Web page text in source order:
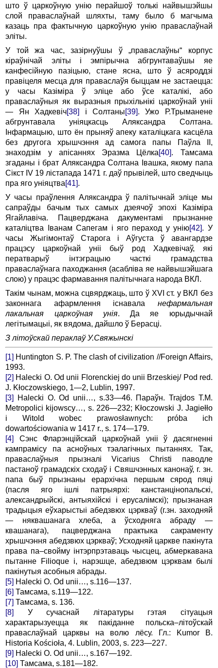
што ў царкоўную унію перайшоў толькі найвышэйшы
слой праваслаўнай шляхты, таму было б магчыма
казаць пра фактычную царкоўную унію праваслаўнай
эліты.
У той жа час, зазірнуўшы ў „праваслаўны“ корпус
кіраўнічай эліты і эмпірычна абгрунтаваўшы яе
канфесійную пазіцыю, стане ясна, што ў асяроддзі
правіцеля месца для праваслаўя быццам не застаецца:
у часы Казіміра ў эліце або ўсе каталікі, або
праваслаўныя як выразныя прыхільнікі царкоўнай уніі
— Ян Хадкевіч[38] і Солтаны[39]. Ужо Р.Трыманене
абгрунтавала уніяцкасць Аляксандра Солтана.
Інфармацыю, што ён прыняў апеку каталіцкага касцёла
без другога хрышчэння ад самога папы Паўла II,
знаходзім у апісаннях Эразма Цёлка[40]. Тамсама
згаданы і брат Аляксандра Солтана Івашка, якому папа
Сікст IV 19 лістапада 1471 г. даў прывілей, што сведчыць
пра яго уніяцтва[41].
У часы праўлення Аляксандра ў палітычнай эліце мы
сапраўды бачым тых самых дзеячоў эпохі Казіміра
Ягайлавіча. Пацверджана дакументамі прызнанне
каталіцтва Іванам Сапегам і яго пераход у унію[42]. У
часы Жыгімонтаў Старога і Аўгуста ў авангардзе
працэсу царкоўнай уніі быў род Хадкевічаў, які
ператварыў інтэграцыю часткі грамадства
праваслаўнага паходжання (асабліва яе найвышэйшага
слою) у працэс фармавання палітычнага народа ВКЛ.
Такім чынам, можна сцвярджаць, што ў XVI ст. у ВКЛ без
законнага афармлення існавала нефармальная
лакальная царкоўная унія. Да яе юрыдычнай
легітымацыі, як вядома, дайшло ў Берасці.
З літоўскай пераклаў У.Свяжынскі
[1] Huntington S. P. The clash of civilization //Foreign Affairs,
1993.
[2] Halecki O. Od unii Florenckiej do unii Brzeskiej/ Pod red.
J. Kłoczowskiego, 1—2, Lublin, 1997.
[3]
Halecki O. Od unii…, s.33—46. Параўн. Trajdos T.M.
Metropolici kijowscy…, s. 226—232; Kłoczowski J. Jagiełło
i Witold wobec prawosławnych: próba ich
dowartościowania w 1417 r., s. 174—179.
[4]
Сэнс Фларэнційскай царкоўнай уніі ў дасягненні
кампрамісу па асноўных тэалагічных пытаннях. Так,
праваслаўныя прызналі Vicarius Christi паводле
пастаноў грамадскіх сходаў і Свяшчэнных канонаў, г. зн.
папа быў прызнаны ерархічна першым сярод пяці
(пасля яго ішлі патрыярхі: канстанцінопальскі,
александрыйскі, антыяхійскі і ерусалімскі); прызнаная
традыцыя еўхарыстыі абедзвюх цэркваў (г.зн. заходняй
— няквашанага хлеба, а ўсходняга абраду —
квашанага), пацверджана практыка сакраменту
хрышчэння абедзвюх цэркваў; Усходняй царкве пакінута
права па–свойму інтэрпрэтаваць чысцец, абмеркавана
пытанне Filioque і, нарэшце, абедзвюм цэрквам былі
пакінутыя асобныя абрады.
[5] Halecki O. Od unii…, s.116—137.
[6] Тамсама, s.119—122.
[7] Тамсама, s. 136.
[8]
У сучаснай літаратуры гэтая сітуацыя
характарызуецца як пакіданне польска–літоўскай
праваслаўнай царквы на волю лёсу. Гл.: Kumor В.
Historia Kościoła, 4. Lublin, 2003, s. 223—227.
[9] Halecki O. Od unii…, s.167—192.
[10] Тамсама, s.181—182.